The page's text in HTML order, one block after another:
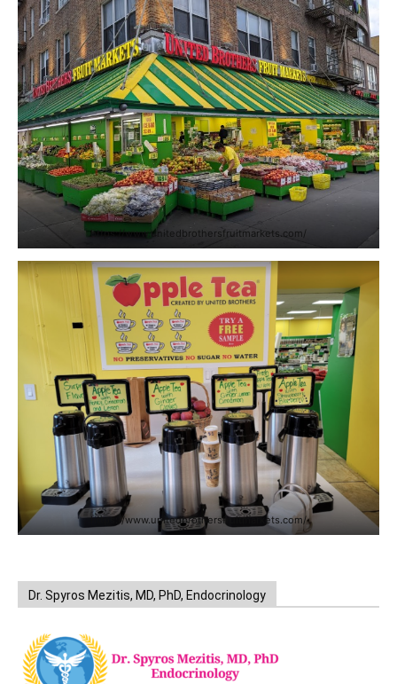
https://www.unitedbrothersfruitmarkets.com/
https://www.unitedbrothersfruitmarkets.com/
Dr. Spyros Mezitis, MD, PhD, Endocrinology